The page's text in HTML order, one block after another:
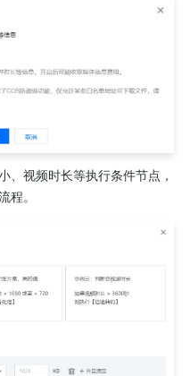
、视频时长等执行条件节点，
。